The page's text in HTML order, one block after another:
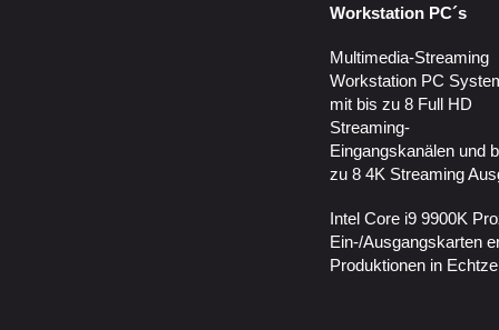
Workstation PC´s
Multimedia-Streaming
Workstation PC
mit bis zu 8 Full HD
Streaming-
Eingangskanälen und
zu 8 4K Streaming
Intel Core i9 9900K
Ein-/Ausgangskarten
Produktionen in